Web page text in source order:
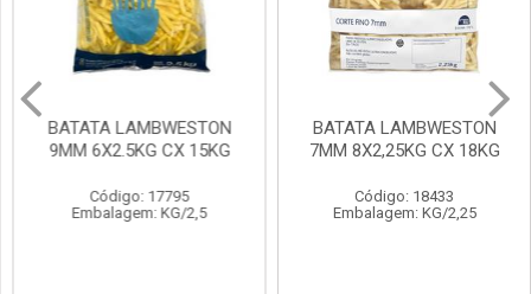
BATATA LAMBWESTON
9MM 6X2.5KG CX 15KG
Código: 17795
Embalagem: KG/2,5
BATATA LAMBWESTON
7MM 8X2,25KG CX 18KG
Código: 18433
Embalagem: KG/2,25